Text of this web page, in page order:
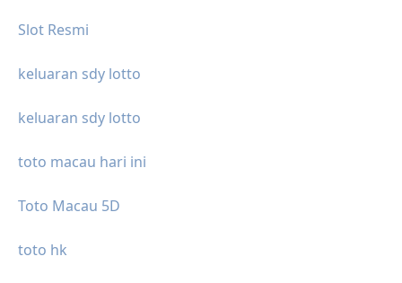
Slot Resmi
keluaran sdy lotto
keluaran sdy lotto
toto macau hari ini
Toto Macau 5D
toto hk